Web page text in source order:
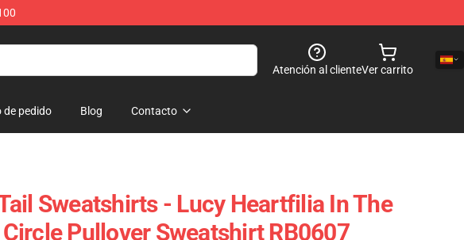
Atención al clienteVer carrito
de pedido Blog Contacto
Sweatshirts - Lucy Heartfilia In The
Pullover Sweatshirt RB0607